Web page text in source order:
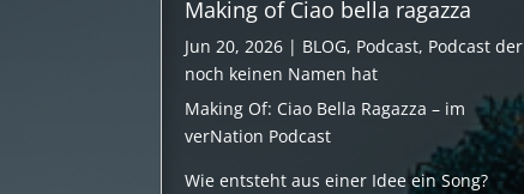
Making of Ciao bella ragazza
Jun 20, 2026 | BLOG, Podcast, Podcast der
noch keinen Namen hat
Making Of: Ciao Bella Ragazza – im
verNation Podcast
Wie entsteht aus einer Idee ein Song?